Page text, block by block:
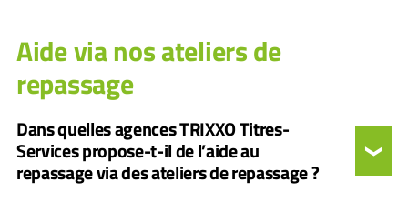
Aide via nos ateliers de
repassage
Dans quelles agences TRIXXO Titres-
Services propose-t-il de l’aide au
repassage via des ateliers de repassage ?